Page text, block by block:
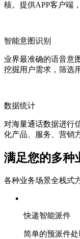
核。提供APP客户端
智能意图识别
业界最准确的语音意
挖掘用户需求，筛选
数据统计
对海量通话数据进行
化产品、服务、营销
满足您的多种
各种业务场景全栈式
快递智能派件
简单的预派件处